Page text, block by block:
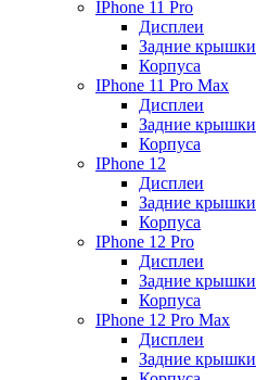
IPhone 11 Pro
Дисплеи
Задние крышки
Корпуса
IPhone 11 Pro Max
Дисплеи
Задние крышки
Корпуса
IPhone 12
Дисплеи
Задние крышки
Корпуса
IPhone 12 Pro
Дисплеи
Задние крышки
Корпуса
IPhone 12 Pro Max
Дисплеи
Задние крышки